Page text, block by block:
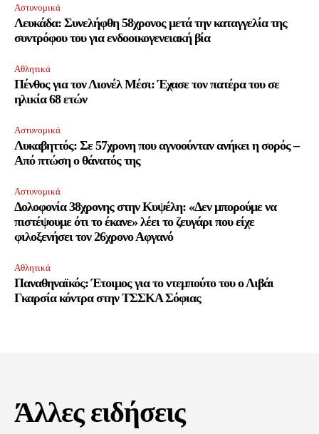
Αστυνομικά
Λευκάδα: Συνελήφθη 58χρονος μετά την καταγγελία της
συντρόφου του για ενδοοικογενειακή βία
Αθλητικά
Πένθος για τον Λιονέλ Μέσι: Έχασε τον πατέρα του σε
ηλικία 68 ετών
Αστυνομικά
Λυκαβηττός: Σε 57χρονη που αγνοούνταν ανήκει η σορός –
Από πτώση ο θάνατός της
Αστυνομικά
Δολοφονία 38χρονης στην Κυψέλη: «Δεν μπορούμε να
πιστέψουμε ότι το έκανε» λέει το ζευγάρι που είχε
φιλοξενήσει τον 26χρονο Αφγανό
Αθλητικά
Παναθηναϊκός: Έτοιμος για το ντεμπούτο του ο Λιβάι
Γκαρσία κόντρα στην ΤΣΣΚΑ Σόφιας
Άλλες ειδήσεις